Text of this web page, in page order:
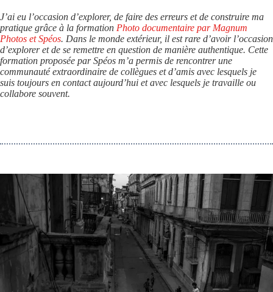
J’ai eu l’occasion d’explorer, de faire des erreurs et de construire ma
pratique grâce à la formation Photo documentaire par Magnum
Photos et Spéos. Dans le monde extérieur, il est rare d’avoir l’occasion
d’explorer et de se remettre en question de manière authentique. Cette
formation proposée par Spéos m’a permis de rencontrer une
communauté extraordinaire de collègues et d’amis avec lesquels je
suis toujours en contact aujourd’hui et avec lesquels je travaille ou
collabore souvent.